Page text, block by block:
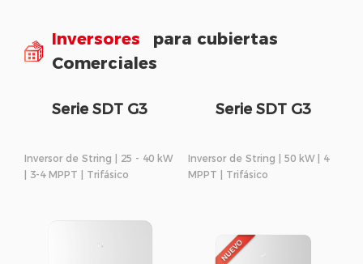
Inversores
para cubiertas
Comerciales
Serie SDT G3
Inversor de String | 25 - 40 kW
| 3-4 MPPT | Trifásico
Serie SDT G3
Inversor de String | 50 kW | 4
MPPT | Trifásico